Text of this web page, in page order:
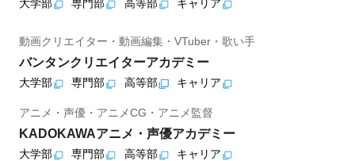
大学部 専門部 高等部 キャリア
動画クリエイター・動画編集・VTuber・歌い手
バンタンクリエイターアカデミー
大学部 専門部 高等部 キャリア
アニメ・声優・アニメCG・アニメ監督
KADOKAWAアニメ・声優アカデミー
大学部 専門部 高等部 キャリア